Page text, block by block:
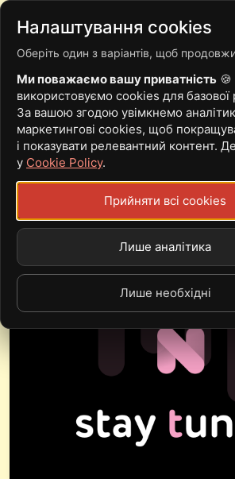
OUR
Налаштування cookies
Оберіть один з варіантів, щоб
Ми поважаємо вашу приватність
використовуємо cookies для базової
За вашою згодою увімкнемо
маркетингові cookies, щоб
і показувати релевантний контент.
у Cookie Policy.
Прийняти всі cookies
Лише аналітика
Лише необхідні